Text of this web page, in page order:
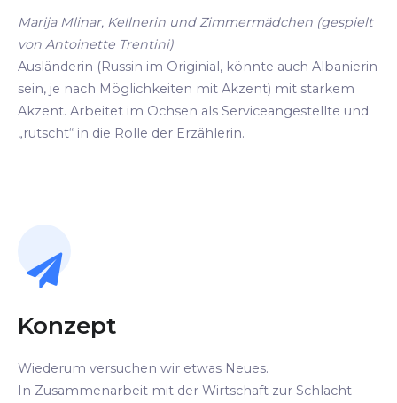
Marija Mlinar, Kellnerin und Zimmermädchen (gespielt
von Antoinette Trentini)
Ausländerin (Russin im Originial, könnte auch Albanierin
sein, je nach Möglichkeiten mit Akzent) mit starkem
Akzent. Arbeitet im Ochsen als Serviceangestellte und
„rutscht“ in die Rolle der Erzählerin.
Konzept
Wiederum versuchen wir etwas Neues.
In Zusammenarbeit mit der Wirtschaft zur Schlacht